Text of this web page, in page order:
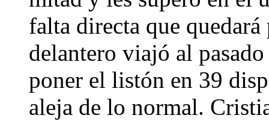
falta directa que
delantero viajó al
poner el listón en 39
aleja de lo normal.